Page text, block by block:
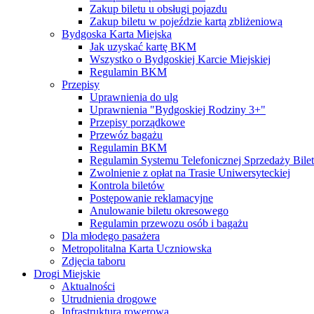
Zakup biletu u obsługi pojazdu
Zakup biletu w pojeździe kartą zbliżeniową
Bydgoska Karta Miejska
Jak uzyskać kartę BKM
Wszystko o Bydgoskiej Karcie Miejskiej
Regulamin BKM
Przepisy
Uprawnienia do ulg
Uprawnienia "Bydgoskiej Rodziny 3+"
Przepisy porządkowe
Przewóz bagażu
Regulamin BKM
Regulamin Systemu Telefonicznej Sprzedaży
Zwolnienie z opłat na Trasie Uniwersyteckiej
Kontrola biletów
Postępowanie reklamacyjne
Anulowanie biletu okresowego
Regulamin przewozu osób i bagażu
Dla młodego pasażera
Metropolitalna Karta Uczniowska
Zdjęcia taboru
Drogi Miejskie
Aktualności
Utrudnienia drogowe
Infrastruktura rowerowa